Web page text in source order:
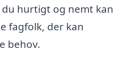
hurtigt og nemt kan
fagfolk, der kan
behov.